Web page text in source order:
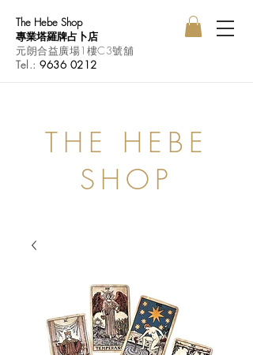
The Hebe Shop
專業塔羅牌占卜店
元朗合益廣場1樓C3號舖
Tel.:9636 0212
THE HEBE
SHOP